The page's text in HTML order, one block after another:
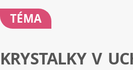
TÉMA
KRYSTALKY V